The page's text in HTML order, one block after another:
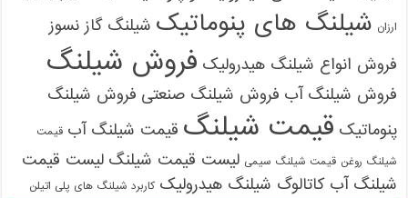
ارزان شیلنگ های پنوماتیک شیلنگ گاز نسوز
فروش انواع شیلنگ هیدرولیک فروش شیلنگ
فروش شیلنگ آب فروش شیلنگ صنعتی فروش شیلنگ
پنوماتیک قیمت شیلنگ قیمت شیلنگ آب قیمت
شیلنگ روغن قیمت شیلنگ سیمی لیست قیمت شیلنگ لیست قیمت
شیلنگ آب کاتالوگ شیلنگ هیدرولیک کاربرد شیلنگ های پلی اتیلن